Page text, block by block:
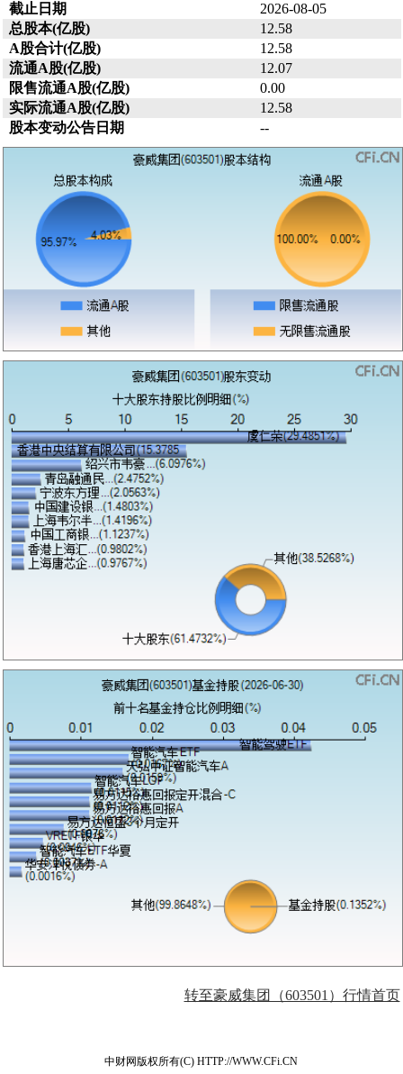
截止日期
2026-08-05
总股本(亿股)
12.58
A股合计(亿股)
12.58
流通A股(亿股)
12.07
限售流通A股(亿股)
0.00
实际流通A股(亿股)
12.58
股本变动公告日期
--
转至豪威集团（603501）行情首页
中财网版权所有(C) HTTP://WWW.CFi.CN